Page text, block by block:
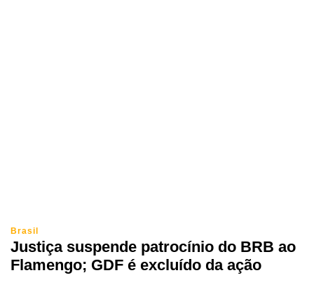
Brasil
Justiça suspende patrocínio do BRB ao
Flamengo; GDF é excluído da ação